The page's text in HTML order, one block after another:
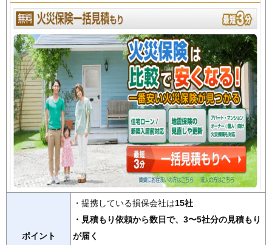
ポイント
・提携している損保会社は15社
・見積もり依頼から数日で、3〜5社分の見積もり
が届く